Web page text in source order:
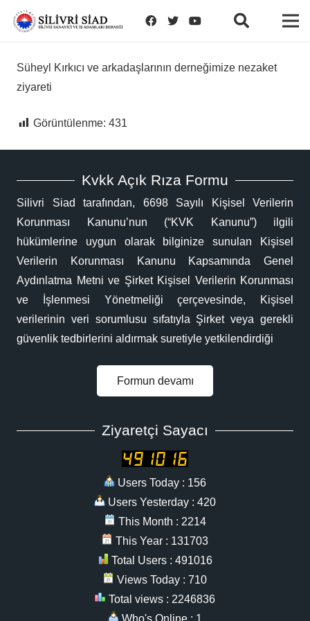
Süheyl Kırkıcı ve arkadaşlarının derneğimize nezaket
ziyareti
Görüntülenme: 431
Kvkk Açık Rıza Formu
Silivri Siad tarafından, 6698 Sayılı Kişisel Verilerin
Korunması Kanunu’nun (“KVK Kanunu”) ilgili
hükümlerine uygun olarak bilginize sunulan Kişisel
Verilerin Korunması Kanunu Kapsamında Genel
Aydınlatma Metni ve Şirket Kişisel Verilerin Korunması
ve İşlenmesi Yönetmeliği çerçevesinde, Kişisel
verilerinin veri sorumlusu sıfatıyla Şirket veya gerekli
güvenlik tedbirlerini aldırmak suretiyle yetkilendirdiği
Formun devamı
Ziyaretçi Sayacı
Users Today : 156
Users Yesterday : 420
This Month : 2214
This Year : 131703
Total Users : 491016
Views Today : 710
Total views : 2246836